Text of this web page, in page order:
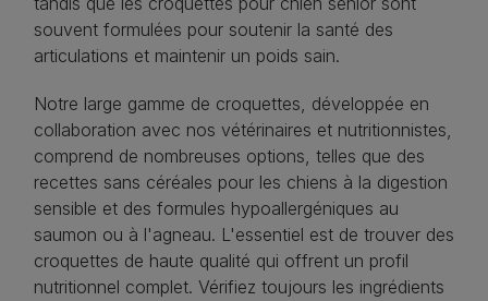
souvent formulées pour soutenir la santé des
articulations et maintenir un poids sain.
Notre large gamme de croquettes, développée en
collaboration avec nos vétérinaires et nutritionnistes,
comprend de nombreuses options, telles que des
recettes sans céréales pour les chiens à la digestion
sensible et des formules hypoallergéniques au
saumon ou à l'agneau. L'essentiel est de trouver des
croquettes de haute qualité qui offrent un profil
nutritionnel complet. Vérifiez toujours les ingrédients